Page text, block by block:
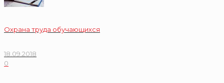
Охрана труда обучающихся
18.09.2018
0